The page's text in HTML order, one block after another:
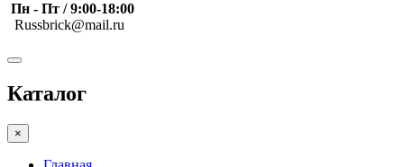
Пн - Пт / 9:00-18:00
Russbrick@mail.ru
Каталог
×